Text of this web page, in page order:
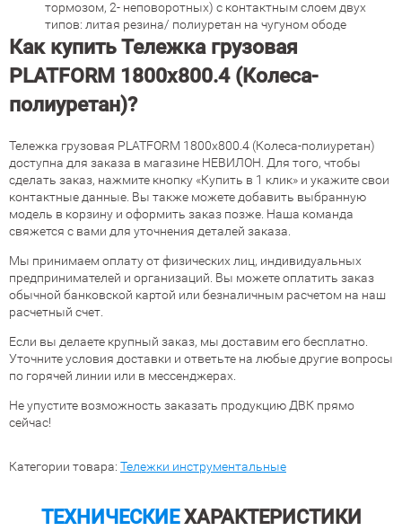
тормозом, 2- неповоротных) с контактным слоем двух
типов: литая резина/ полиуретан на чугуном ободе
Как купить Тележка грузовая
PLATFORM 1800х800.4 (Колеса-
полиуретан)?
Тележка грузовая PLATFORM 1800х800.4 (Колеса-полиуретан)
доступна для заказа в магазине НЕВИЛОН. Для того, чтобы
сделать заказ, нажмите кнопку «Купить в 1 клик» и укажите свои
контактные данные. Вы также можете добавить выбранную
модель в корзину и оформить заказ позже. Наша команда
свяжется с вами для уточнения деталей заказа.
Мы принимаем оплату от физических лиц, индивидуальных
предпринимателей и организаций. Вы можете оплатить заказ
обычной банковской картой или безналичным расчетом на наш
расчетный счет.
Если вы делаете крупный заказ, мы доставим его бесплатно.
Уточните условия доставки и ответьте на любые другие вопросы
по горячей линии или в мессенджерах.
Не упустите возможность заказать продукцию ДВК прямо
сейчас!
Категории товара: Тележки инструментальные
ТЕХНИЧЕСКИЕХАРАКТЕРИСТИКИ